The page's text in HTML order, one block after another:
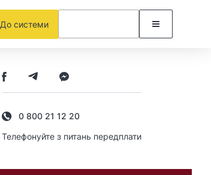
До системи
0 800 21 12 20
Телефонуйте з питань передплати